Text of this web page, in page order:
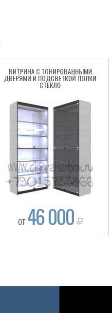
ВИТРИНА С ТОНИРОВАННЫМИ
ДВЕРЯМИ И ПОДСВЕТКОЙ ПОЛКИ
СТЕКЛО
ОТ 46 000